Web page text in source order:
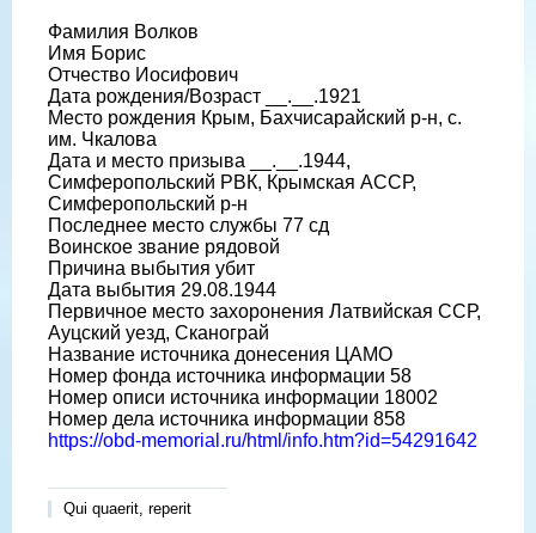
Фамилия Волков
Имя Борис
Отчество Иосифович
Дата рождения/Возраст __.__.1921
Место рождения Крым, Бахчисарайский р-н, с.
им. Чкалова
Дата и место призыва __.__.1944,
Симферопольский РВК, Крымская АССР,
Симферопольский р-н
Последнее место службы 77 сд
Воинское звание рядовой
Причина выбытия убит
Дата выбытия 29.08.1944
Первичное место захоронения Латвийская ССР,
Ауцский уезд, Сканограй
Название источника донесения ЦАМО
Номер фонда источника информации 58
Номер описи источника информации 18002
Номер дела источника информации 858
https://obd-memorial.ru/html/info.htm?id=54291642
Qui quaerit, reperit